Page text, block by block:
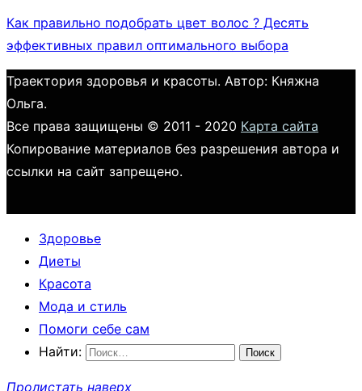
Как правильно подобрать цвет волос ? Десять
эффективных правил оптимального выбора
Траектория здоровья и красоты. Автор: Княжна
Ольга.
Все права защищены © 2011 - 2020 Карта сайта
Копирование материалов без разрешения автора и
ссылки на сайт запрещено.
Здоровье
Диеты
Красота
Мода и стиль
Помоги себе сам
Найти:
Пролистать наверх